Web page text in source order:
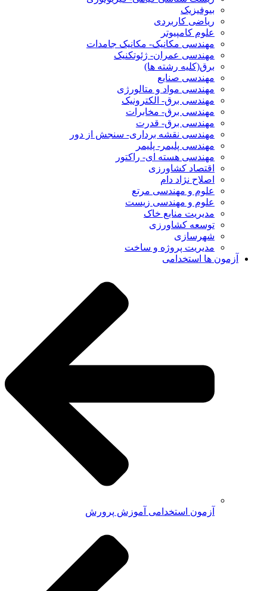
بیوفیزیک
ریاضی کاربردی
علوم کامپیوتر
مهندسی مکانیک- مکانیک جامدات
مهندسی عمران- ژئوتکنیک
برق(کلیه رشته ها)
مهندسی صنایع
مهندسی مواد و متالورژی
مهندسی برق- الکترونیک
مهندسی برق- مخابرات
مهندسی برق- قدرت
مهندسی نقشه برداری- سنجش از دور
مهندسی پلیمر- پلیمر
مهندسی هسته ای- راکتور
اقتصاد کشاورزی
اصلاح نژاد دام
علوم و مهندسی مرتع
علوم و مهندسی زیست
مدیریت منابع خاک
توسعه کشاورزی
شهرسازی
مدیریت پروژه و ساخت
آزمون ها استخدامی
آزمون استخدامی آموزش پرورش